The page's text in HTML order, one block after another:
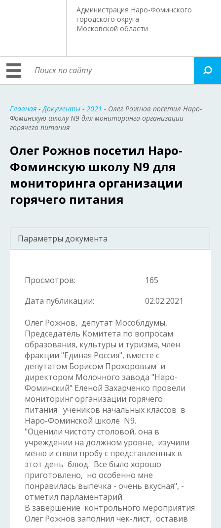
Администрация Наро-Фоминского
городского округа
Московской области
Главная -Документы - 2021 - Олег Рожнов посетил Наро-
Фоминскую школу N9 для мониторинга организации
горячего питания
Олег Рожнов посетил Наро-
Фоминскую школу N9 для
мониторинга организации
горячего питания
Параметры документа
Просмотров:
165
Дата публикации:
02.02.2021
Олег Рожнов, депутат Мособлдумы,
Председатель Комитета по вопросам
образования, культуры и туризма, член
фракции "Единая Россия", вместе с
депутатом Борисом Прохоровым и
директором Молочного завода "Наро-
Фоминский" Еленой Захарченко провели
мониторинг организации горячего
питания учеников начальных классов в
Наро-Фоминской школе N9.
"Оценили чистоту столовой, она в
учреждении на должном уровне, изучили
меню и сняли пробу с представленных в
этот день блюд. Все было хорошо
приготовлено, но особенно мне
понравилась выпечка - очень вкусная", -
отметил парламентарий.
В завершение контрольного мероприятия
Олег Рожнов заполнил чек-лист, оставив